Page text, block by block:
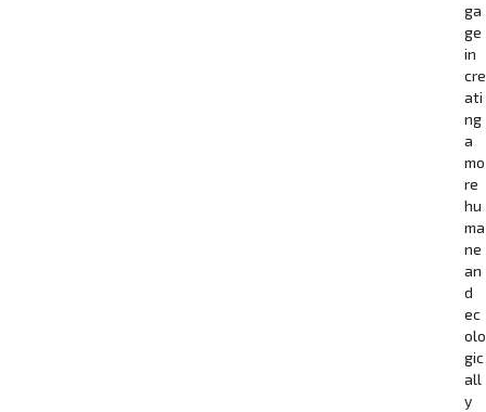
ga
ge
in
cre
ati
ng
a
mo
re
hu
ma
ne
an
d
ec
olo
gic
all
y